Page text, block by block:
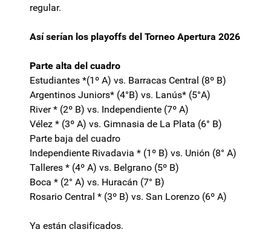
regular.
Así serían los playoffs del Torneo Apertura 2026
Parte alta del cuadro
Estudiantes *(1º A) vs. Barracas Central (8º B)
Argentinos Juniors* (4°B) vs. Lanús* (5°A)
River * (2º B) vs. Independiente (7º A)
Vélez * (3º A) vs. Gimnasia de La Plata (6° B)
Parte baja del cuadro
Independiente Rivadavia * (1º B) vs. Unión (8° A)
Talleres * (4º A) vs. Belgrano (5º B)
Boca * (2° A) vs. Huracán (7° B)
Rosario Central * (3º B) vs. San Lorenzo (6º A)
Ya están clasificados.